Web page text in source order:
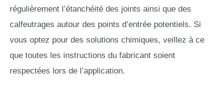
régulièrement l’étanchéité des joints ainsi que des
calfeutrages autour des points d’entrée potentiels. Si
vous optez pour des solutions chimiques, veillez à ce
que toutes les instructions du fabricant soient
respectées lors de l’application.